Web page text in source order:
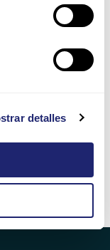
detalles
y web en este